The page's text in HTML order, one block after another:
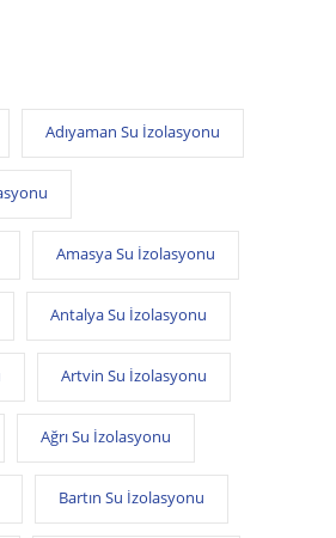
Adıyaman Su İzolasyonu
Amasya Su İzolasyonu
Antalya Su İzolasyonu
Artvin Su İzolasyonu
Ağrı Su İzolasyonu
Bartın Su İzolasyonu